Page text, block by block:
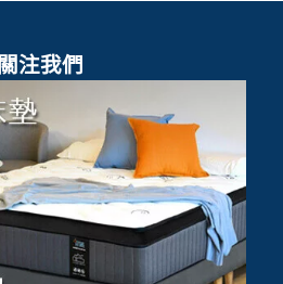
關注我們